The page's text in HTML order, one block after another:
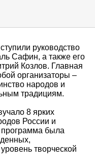
руководство
Сафин, а также его
Козлов. Главная
организаторы –
народов и
традициям.
8 ярких
России и
программа была
творческой